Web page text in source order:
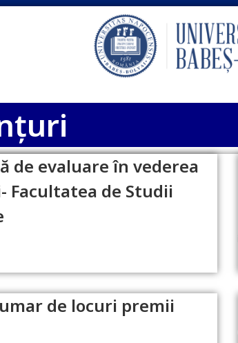
de evaluare în vederea
Facultatea de Studii
de locuri premii